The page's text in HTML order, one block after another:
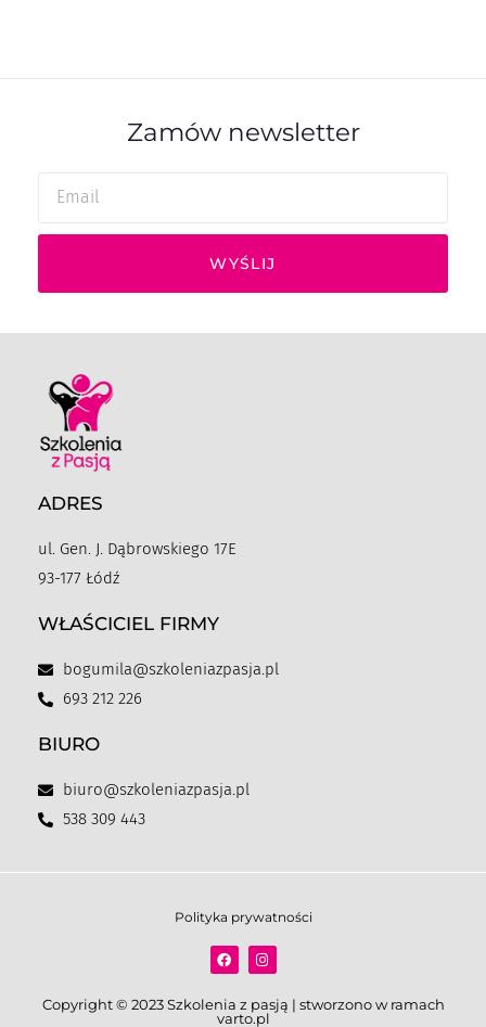
Zamów newsletter
WYŚLIJ
ADRES
ul. Gen. J. Dąbrowskiego 17E
93-177 Łódź
WŁAŚCICIEL FIRMY
bogumila@szkoleniazpasja.pl
693 212 226
BIURO
biuro@szkoleniazpasja.pl
538 309 443
Copyright © 2023 Szkolenia z pasją | stworzono w ramach
varto.pl
Polityka prywatności